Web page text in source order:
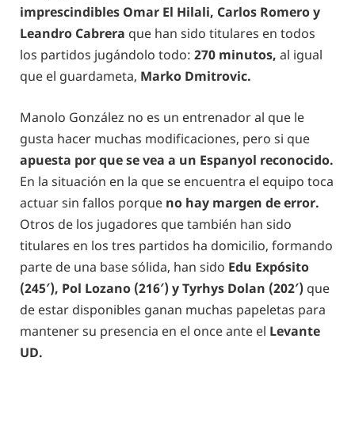
imprescindibles Omar El Hilali, Carlos Romero y
Leandro Cabrera que han sido titulares en todos
los partidos jugándolo todo: 270 minutos, al igual
que el guardameta, Marko Dmitrovic.
Manolo González no es un entrenador al que le
gusta hacer muchas modificaciones, pero si que
apuesta por que se vea a un Espanyol reconocido.
En la situación en la que se encuentra el equipo toca
actuar sin fallos porque no hay margen de error.
Otros de los jugadores que también han sido
titulares en los tres partidos ha domicilio, formando
parte de una base sólida, han sido Edu Expósito
(245′), Pol Lozano (216′) y Tyrhys Dolan (202′) que
de estar disponibles ganan muchas papeletas para
mantener su presencia en el once ante el Levante
UD.